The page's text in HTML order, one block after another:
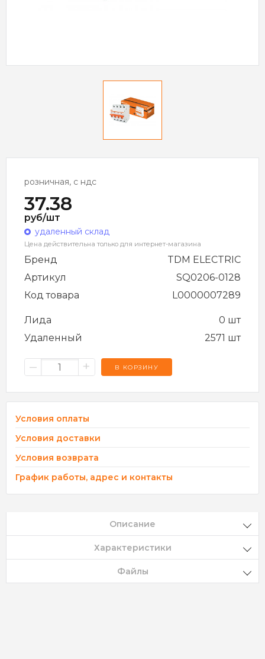
розничная, с ндс
37.38
руб/шт
удаленный склад
Цена действительна только для интернет-магазина
Бренд
TDM ELECTRIC
Артикул
SQ0206-0128
Код товара
L0000007289
Лида
0 шт
Удаленный
2571 шт
– + В КОРЗИНУ
Условия оплаты
Условия доставки
Условия возврата
График работы, адрес и контакты
Описание
Характеристики
Файлы